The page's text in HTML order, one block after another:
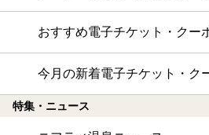
おすすめ電子チケット・クー
今月の新着電子チケット・ク
特集・ニュース